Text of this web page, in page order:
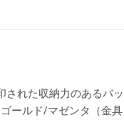
れた収納力のあるバ
ルド/マゼンタ（金具